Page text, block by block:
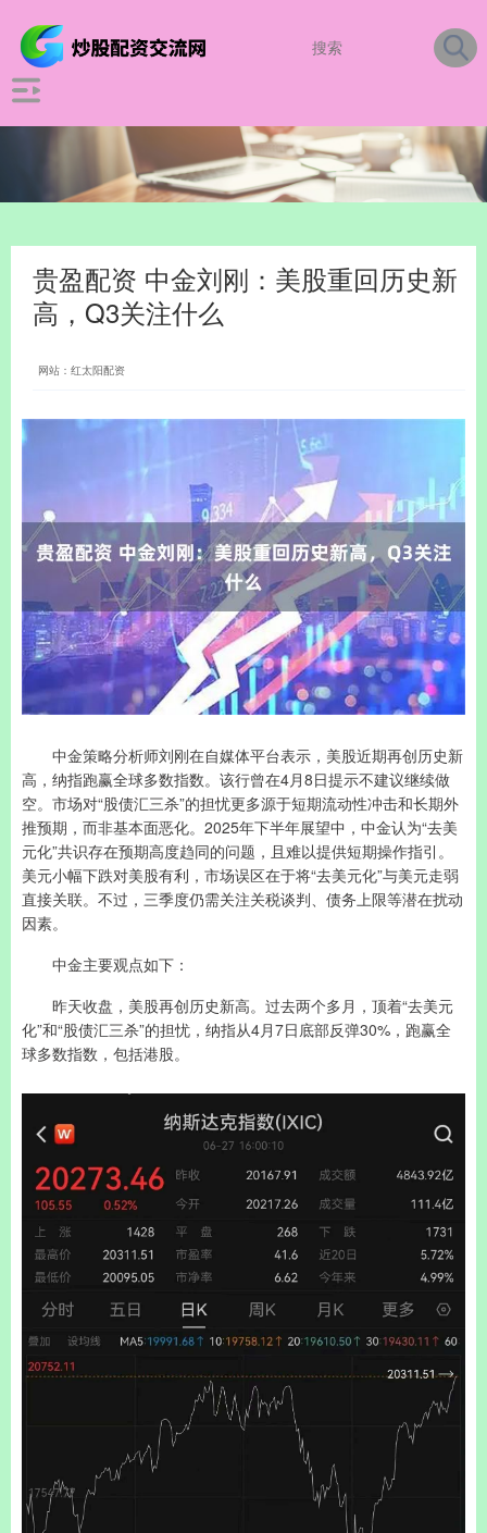
贵盈配资 中金刘刚：美股重回历史新
高，Q3关注什么
网站：红太阳配资
中金策略分析师刘刚在自媒体平台表示，美股近期再创历史新
高，纳指跑赢全球多数指数。该行曾在4月8日提示不建议继续做
空。市场对“股债汇三杀”的担忧更多源于短期流动性冲击和长期外
推预期，而非基本面恶化。2025年下半年展望中，中金认为“去美
元化”共识存在预期高度趋同的问题，且难以提供短期操作指引。
美元小幅下跌对美股有利，市场误区在于将“去美元化”与美元走弱
直接关联。不过，三季度仍需关注关税谈判、债务上限等潜在扰动
因素。
中金主要观点如下：
昨天收盘，美股再创历史新高。过去两个多月，顶着“去美元
化”和“股债汇三杀”的担忧，纳指从4月7日底部反弹30%，跑赢全
球多数指数，包括港股。